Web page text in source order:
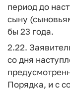
период до
сыну
бы 23 года.
2.22.
со дня
Порядка, и с